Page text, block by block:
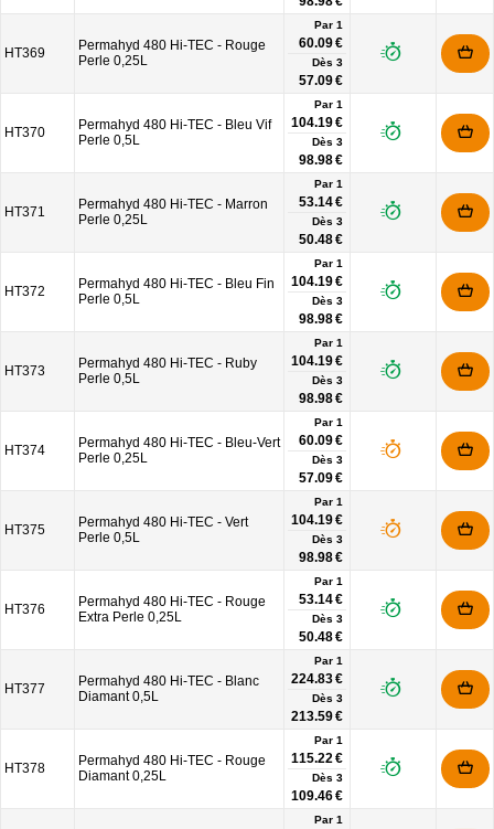
HT369
Permahyd 480 Hi-TEC - Rouge
Perle 0,25L
Par 1
60.09 €
Dès 3
57.09 €
HT370
Permahyd 480 Hi-TEC - Bleu Vif
Perle 0,5L
Par 1
104.19 €
Dès 3
98.98 €
HT371
Permahyd 480 Hi-TEC - Marron
Perle 0,25L
Par 1
53.14 €
Dès 3
50.48 €
HT372
Permahyd 480 Hi-TEC - Bleu Fin
Perle 0,5L
Par 1
104.19 €
Dès 3
98.98 €
HT373
Permahyd 480 Hi-TEC - Ruby
Perle 0,5L
Par 1
104.19 €
Dès 3
98.98 €
HT374
Permahyd 480 Hi-TEC - Bleu-Vert
Perle 0,25L
Par 1
60.09 €
Dès 3
57.09 €
HT375
Permahyd 480 Hi-TEC - Vert
Perle 0,5L
Par 1
104.19 €
Dès 3
98.98 €
HT376
Permahyd 480 Hi-TEC - Rouge
Extra Perle 0,25L
Par 1
53.14 €
Dès 3
50.48 €
HT377
Permahyd 480 Hi-TEC - Blanc
Diamant 0,5L
Par 1
224.83 €
Dès 3
213.59 €
HT378
Permahyd 480 Hi-TEC - Rouge
Diamant 0,25L
Par 1
115.22 €
Dès 3
109.46 €
Par 1